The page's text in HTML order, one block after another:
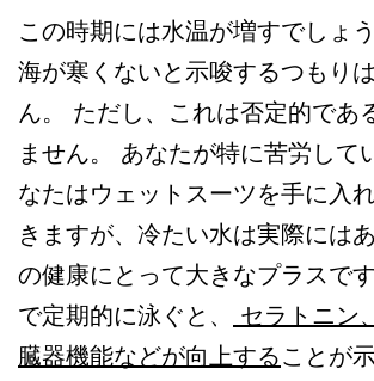
この時期には水温が増すでしょ
海が寒くないと示唆するつもり
ん。 ただし、これは否定的であ
ません。 あなたが特に苦労して
なたはウェットスーツを手に入
きますが、冷たい水は実際には
の健康にとって大きなプラスで
で定期的に泳ぐと、
セラトニン
臓器機能などが向上することが